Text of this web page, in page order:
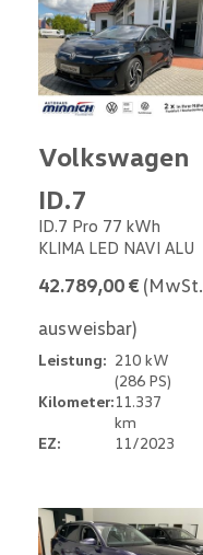
Volkswagen
ID.7
ID.7 Pro 77 kWh
KLIMA LED NAVI ALU
42.789,00 € (MwSt.
ausweisbar)
Leistung: 210 kW
(286 PS)
Kilometer:11.337
km
EZ:
11/2023